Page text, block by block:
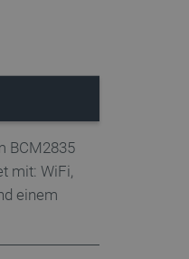
BCM2835
mit: WiFi,
einem